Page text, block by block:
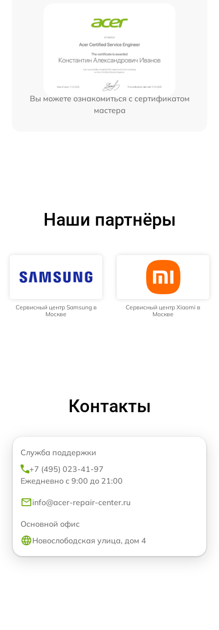
Вы можете ознакомиться с сертификатом
мастера
Наши партнёры
Сервисный центр Samsung в
Москве
Сервисный центр Xiaomi в
Москве
Контакты
Служба поддержки
+7 (495) 023-41-97
Ежедневно с 9:00 до 21:00
info@acer-repair-center.ru
Основной офис
Новослободская улица, дом 4